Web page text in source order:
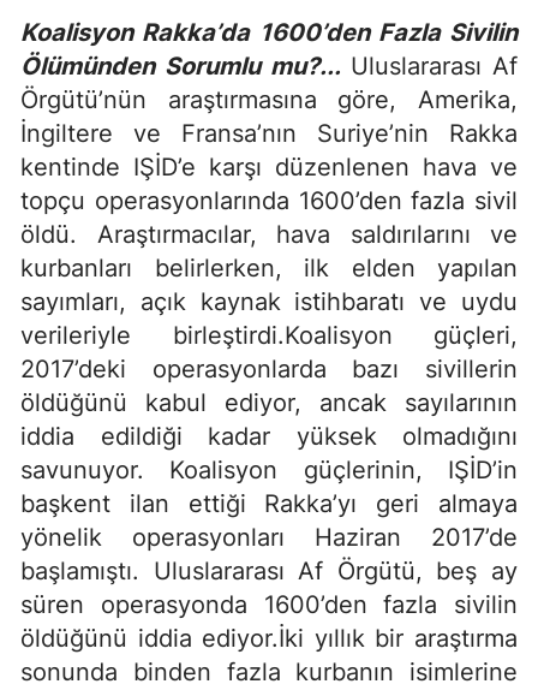
Koalisyon Rakka’da 1600’den Fazla Sivilin
Ölümünden Sorumlu mu?... Uluslararası Af
Örgütü’nün araştırmasına göre, Amerika,
İngiltere ve Fransa’nın Suriye’nin Rakka
kentinde IŞİD’e karşı düzenlenen hava ve
topçu operasyonlarında 1600’den fazla sivil
öldü. Araştırmacılar, hava saldırılarını ve
kurbanları belirlerken, ilk elden yapılan
sayımları, açık kaynak istihbaratı ve uydu
verileriyle birleştirdi.Koalisyon güçleri,
2017’deki operasyonlarda bazı sivillerin
öldüğünü kabul ediyor, ancak sayılarının
iddia edildiği kadar yüksek olmadığını
savunuyor. Koalisyon güçlerinin, IŞİD’in
başkent ilan ettiği Rakka’yı geri almaya
yönelik operasyonları Haziran 2017’de
başlamıştı. Uluslararası Af Örgütü, beş ay
süren operasyonda 1600’den fazla sivilin
öldüğünü iddia ediyor.İki yıllık bir araştırma
sonunda binden fazla kurbanın isimlerine